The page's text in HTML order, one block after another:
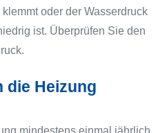
oder der Wasserdruck
ist. Überprüfen Sie den
die Heizung
mindestens einmal jährlich,